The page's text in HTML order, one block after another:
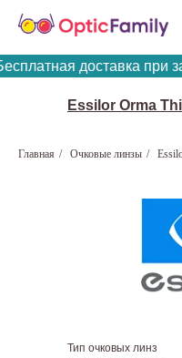
доставка при
Essilor Orma
Главная / Очковые линзы /
Тип очковых линз